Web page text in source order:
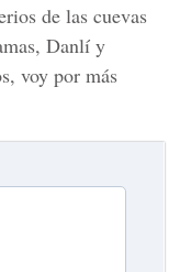
de las cuevas
Danlí y
voy por más